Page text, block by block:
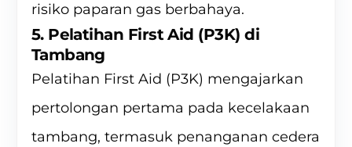
risiko paparan gas berbahaya.
5. Pelatihan First Aid (P3K) di
Tambang
Pelatihan First Aid (P3K) mengajarkan
pertolongan pertama pada kecelakaan
tambang, termasuk penanganan cedera